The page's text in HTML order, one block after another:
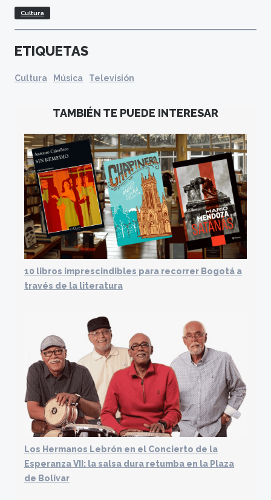
Cultura
ETIQUETAS
Cultura Música Televisión
TAMBIÉN TE PUEDE INTERESAR
10 libros imprescindibles para recorrer Bogotá a
través de la literatura
Los Hermanos Lebrón en el Concierto de la
Esperanza VII: la salsa dura retumba en la Plaza
de Bolívar